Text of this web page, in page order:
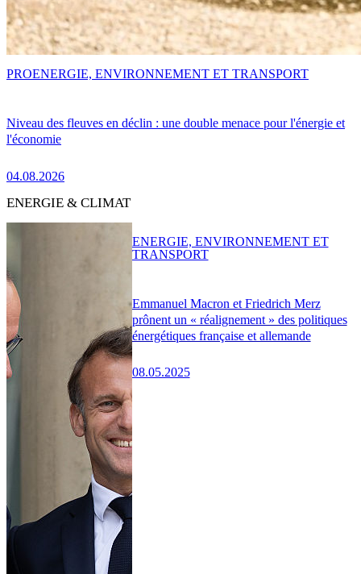
Niveau des fleuves en déclin : une double menace pour l'énergie et
l'économie
04.08.2026
PROENERGIE, ENVIRONNEMENT ET TRANSPORT
ENERGIE & CLIMAT
Emmanuel Macron et Friedrich Merz
prônent un « réalignement » des politiques
énergétiques française et allemande
08.05.2025
ENERGIE, ENVIRONNEMENT ET
TRANSPORT